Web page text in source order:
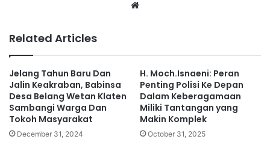
Related Articles
Jelang Tahun Baru Dan
Jalin Keakraban, Babinsa
Desa Belang Wetan Klaten
Sambangi Warga Dan
Tokoh Masyarakat
December 31, 2024
H. Moch.Isnaeni: Peran
Penting Polisi Ke Depan
Dalam Keberagamaan
Miliki Tantangan yang
Makin Komplek
October 31, 2025